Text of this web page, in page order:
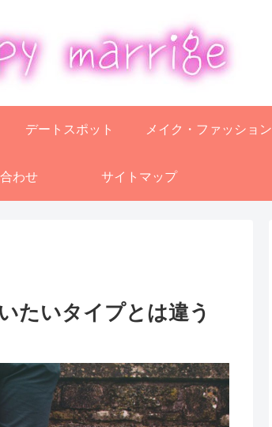
デートスポット メイク・ファッション
わせ サイトマップ
たいタイプとは違う